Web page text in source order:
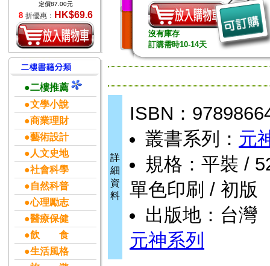
定價87.00元
8 折優惠： HK$69.6
●二樓推薦
●文學小說
●商業理財
●藝術設計
●人文史地
●社會科學
●自然科普
●心理勵志
●醫療保健
●飲 食
●生活風格
沒有庫存
訂購需時10-14天
詳
細
資
料
ISBN：
叢書系列： 元
規格：平裝 /
單色印刷 / 初版
出版地：台灣
元神系列